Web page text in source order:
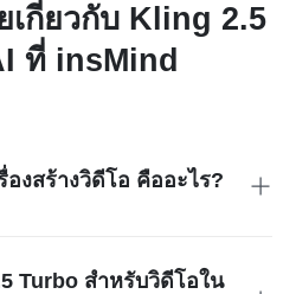
กี่ยวกับ Kling 2.5
ที่ insMind
องสร้างวิดีโอ คืออะไร?
Turbo สำหรับวิดีโอใน